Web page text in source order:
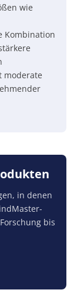
wie
Kombination
moderate
in denen
bis